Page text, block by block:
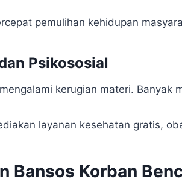
pemulihan kehidupan
Psikososial
kerugian materi.
layanan kesehatan gratis,
Bansos Korban